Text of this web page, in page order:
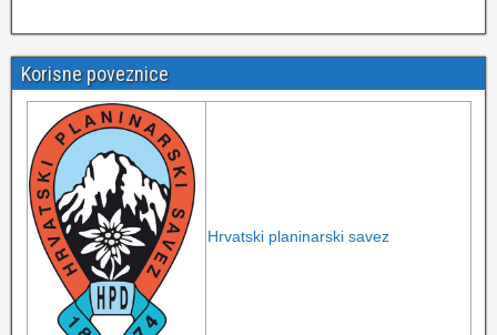
Korisne poveznice
Hrvatski planinarski savez